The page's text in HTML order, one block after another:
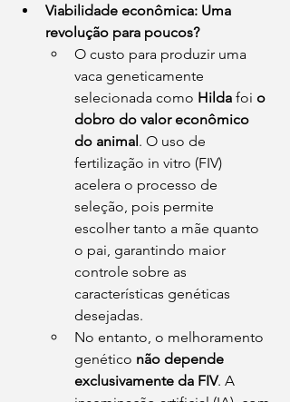
Viabilidade econômica: Uma
revolução para poucos?
O custo para produzir uma
vaca geneticamente
selecionada como Hilda foi o
dobro do valor econômico
do animal. O uso de
fertilização in vitro (FIV)
acelera o processo de
seleção, pois permite
escolher tanto a mãe quanto
o pai, garantindo maior
controle sobre as
características genéticas
desejadas.
No entanto, o melhoramento
genético não depende
exclusivamente da FIV. A